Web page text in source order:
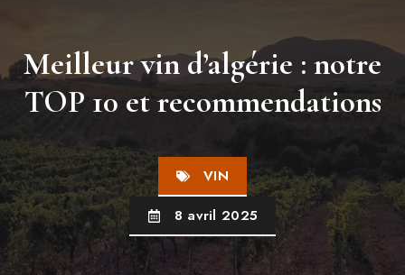
Meilleur vin d’algérie : notre
TOP 10 et recommendations
VIN
8 avril 2025